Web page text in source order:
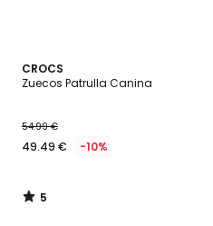
CROCS
Zuecos Patrulla Canina
54.99 €
49.49 € -10%
5
/
5
/